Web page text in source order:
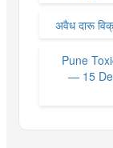
अवैध दारू
Pune
— 15